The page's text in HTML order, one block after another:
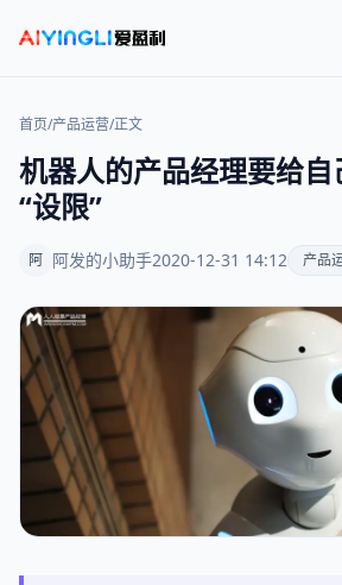
首页/产品运营/正文
机器人的产品经理要给
“设限”
阿 阿发的小助手2020-12-31 14:12 产品